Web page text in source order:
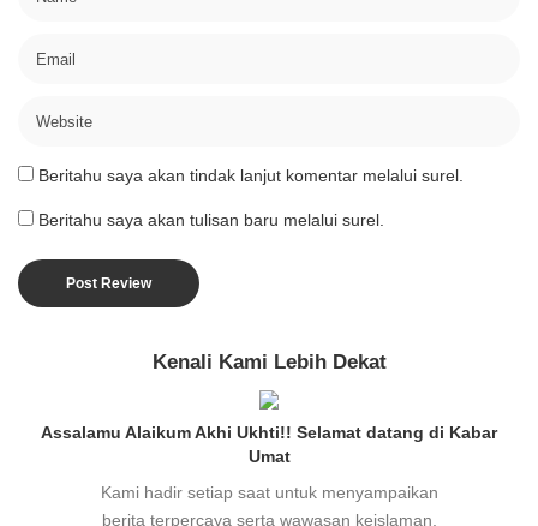
Beritahu saya akan tindak lanjut komentar melalui surel.
Beritahu saya akan tulisan baru melalui surel.
Kenali Kami Lebih Dekat
Assalamu Alaikum Akhi Ukhti!! Selamat datang di Kabar
Umat
Kami hadir setiap saat untuk menyampaikan
berita terpercaya serta wawasan keislaman,